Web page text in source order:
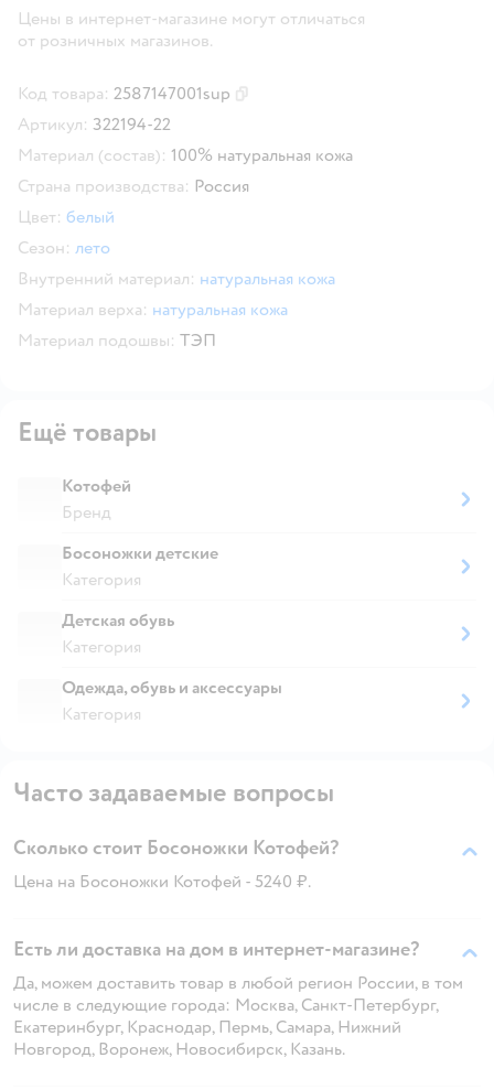
Цены в интернет-магазине могут отличаться
от розничных магазинов.
Код товара: 2587147001sup
Артикул: 322194-22
Материал (состав): 100% натуральная кожа
Страна производства: Россия
Цвет: белый
Сезон: лето
Внутренний материал: натуральная кожа
Материал верха: натуральная кожа
Материал подошвы: ТЭП
Ещё товары
Котофей
Бренд
Босоножки детские
Категория
Детская обувь
Категория
Одежда, обувь и аксессуары
Категория
Часто задаваемые вопросы
Сколько стоит Босоножки Котофей?
Цена на Босоножки Котофей - 5240 ₽.
Есть ли доставка на дом в интернет-магазине?
Да, можем доставить товар в любой регион России, в том
числе в следующие города: Москва, Санкт-Петербург,
Екатеринбург, Краснодар, Пермь, Самара, Нижний
Новгород, Воронеж, Новосибирск, Казань.